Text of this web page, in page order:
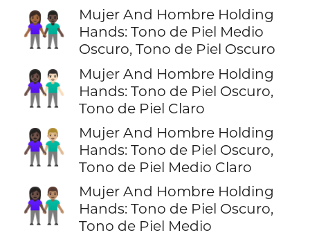
👩🏾‍🤝‍👨🏿
Mujer And Hombre Holding
Hands: Tono de Piel Medio
Oscuro, Tono de Piel Oscuro
👩🏿‍🤝‍👨🏻
Mujer And Hombre Holding
Hands: Tono de Piel Oscuro,
Tono de Piel Claro
👩🏿‍🤝‍👨🏼
Mujer And Hombre Holding
Hands: Tono de Piel Oscuro,
Tono de Piel Medio Claro
👩🏿‍🤝‍👨🏽
Mujer And Hombre Holding
Hands: Tono de Piel Oscuro,
Tono de Piel Medio